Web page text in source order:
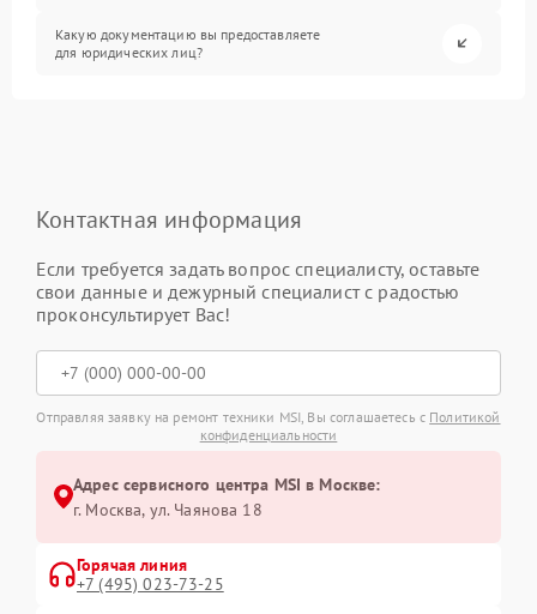
Какую документацию вы предоставляете
для юридических лиц?
Контактная информация
Если требуется задать вопрос специалисту, оставьте
свои данные и дежурный специалист с радостью
проконсультирует Вас!
Отправляя заявку на ремонт техники MSI, Вы соглашаетесь с Политикой
конфиденциальности
Адрес сервисного центра MSI в Москве:
г. Москва, ул. Чаянова 18
Горячая линия
+7 (495) 023-73-25